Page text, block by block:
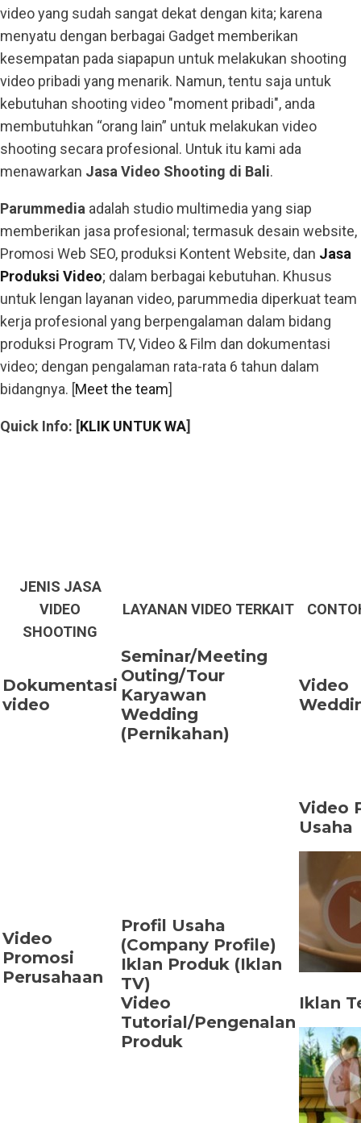
video yang sudah sangat dekat dengan kita; karena
menyatu dengan berbagai Gadget memberikan
kesempatan pada siapapun untuk melakukan shooting
video pribadi yang menarik. Namun, tentu saja untuk
kebutuhan shooting video "moment pribadi", anda
membutuhkan “orang lain” untuk melakukan video
shooting secara profesional. Untuk itu kami ada
menawarkan Jasa Video Shooting di Bali.
Parummedia adalah studio multimedia yang siap
memberikan jasa profesional; termasuk desain website,
Promosi Web SEO, produksi Kontent Website, dan Jasa
Produksi Video; dalam berbagai kebutuhan. Khusus
untuk lengan layanan video, parummedia diperkuat team
kerja profesional yang berpengalaman dalam bidang
produksi Program TV, Video & Film dan dokumentasi
video; dengan pengalaman rata-rata 6 tahun dalam
bidangnya. [Meet the team]
Quick Info: [KLIK UNTUK WA]
JENIS JASA
VIDEO
SHOOTING
LAYANAN VIDEO TERKAIT
Dokumentasi
video
Seminar/Meeting
Outing/Tour
Karyawan
Wedding
(Pernikahan)
Video
Video
Promosi
Perusahaan
Profil Usaha
(Company Profile)
Iklan Produk (Iklan
TV)
Video
Tutorial/Pengenalan
Produk
Video
Usaha
Iklan